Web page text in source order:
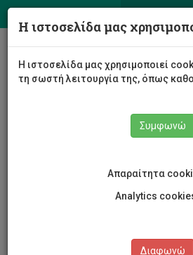
Η ιστοσελίδα μας
Η ιστοσελίδα μας χρησιμοποιεί
τη σωστή λειτουργία της, όπως
Συμφωνώ
Απαραίτητα
Analytics
Διαφωνώ